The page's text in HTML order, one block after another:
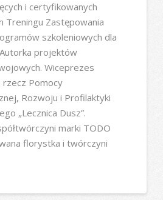
i certyfikowanych
Treningu Zastępowania
szkoleniowych dla
projektów
Wiceprezes
rzecz Pomocy
Rozwoju i Profilaktyki
„Lecznica Dusz”.
marki TODO
florystka i twórczyni